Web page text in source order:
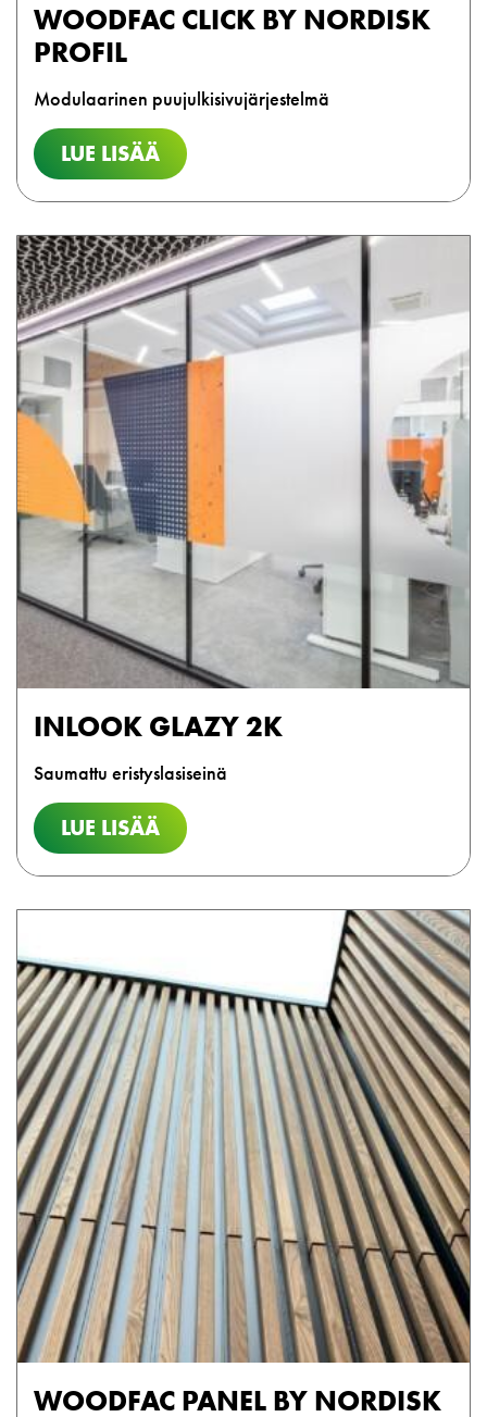
WOODFAC CLICK BY NORDISK
PROFIL
Modulaarinen puujulkisivujärjestelmä
LUE LISÄÄ
INLOOK GLAZY 2K
Saumattu eristyslasiseinä
LUE LISÄÄ
WOODFAC PANEL BY NORDISK